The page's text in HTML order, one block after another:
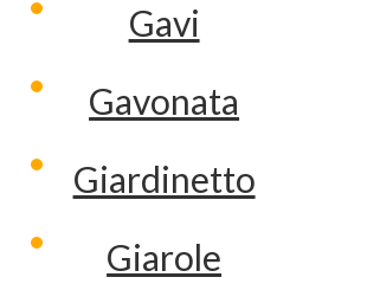
Gavi
Gavonata
Giardinetto
Giarole